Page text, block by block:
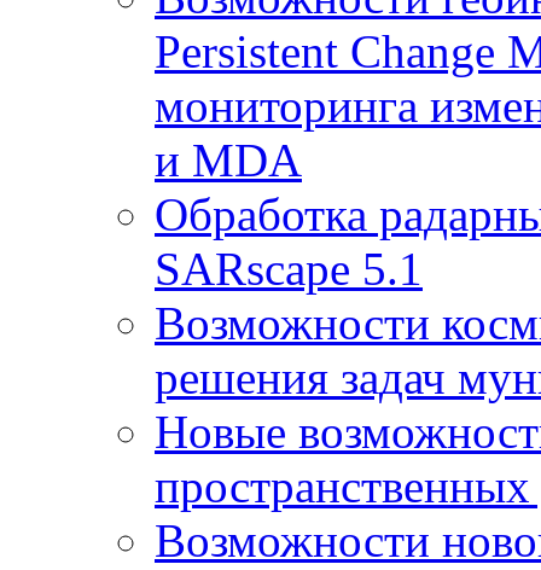
Persistent Change
мониторинга
и MDA
Обработка
SARscape 5.1
Возможности
решения задач
Новые
Возможности